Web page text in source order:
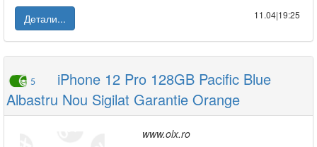
Детали...
11.04|19:25
5
iPhone 12 Pro 128GB Pacific Blue
Albastru Nou Sigilat Garantie Orange
www.olx.ro